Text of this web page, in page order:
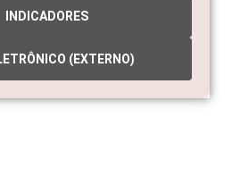
INDICADORES
(EXTERNO)